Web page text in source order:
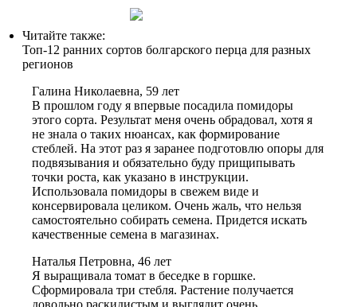
Читайте также:
Топ-12 ранних сортов болгарского перца для разных
регионов
Галина Николаевна, 59 лет
В прошлом году я впервые посадила помидоры
этого сорта. Результат меня очень обрадовал, хотя я
не знала о таких нюансах, как формирование
стеблей. На этот раз я заранее подготовлю опоры для
подвязывания и обязательно буду прищипывать
точки роста, как указано в инструкции.
Использовала помидоры в свежем виде и
консервировала целиком. Очень жаль, что нельзя
самостоятельно собирать семена. Придется искать
качественные семена в магазинах.
Наталья Петровна, 46 лет
Я выращивала томат в беседке в горшке.
Сформировала три стебля. Растение получается
довольно раскидистым и выглядит очень